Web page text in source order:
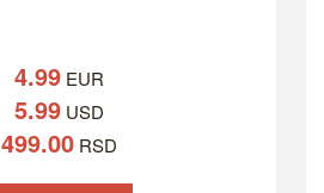
4.99 EUR
5.99 USD
499.00 RSD